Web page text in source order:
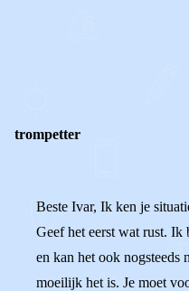
trompetter
Beste Ivar, Ik ken je
Geef het eerst wat rust. Ik
en kan het ook nogsteeds
moeilijk het is. Je moet